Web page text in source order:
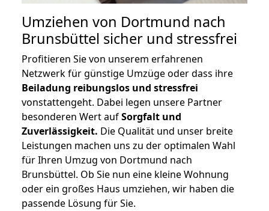
Umziehen von Dortmund nach
Brunsbüttel sicher und stressfrei
Profitieren Sie von unserem erfahrenen
Netzwerk für günstige Umzüge oder dass ihre
Beiladung reibungslos und stressfrei
vonstattengeht. Dabei legen unsere Partner
besonderen Wert aufSorgfalt und
Zuverlässigkeit. Die Qualität und unser breite
Leistungen machen uns zu der optimalen Wahl
für Ihren Umzug von Dortmund nach
Brunsbüttel. Ob Sie nun eine kleine Wohnung
oder ein großes Haus umziehen, wir haben die
passende Lösung für Sie.